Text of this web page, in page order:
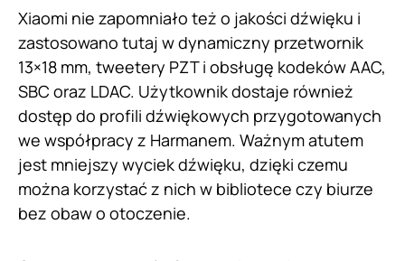
Xiaomi nie zapomniało też o jakości dźwięku i
zastosowano tutaj w dynamiczny przetwornik
13×18 mm, tweetery PZT i obsługę kodeków AAC,
SBC oraz LDAC. Użytkownik dostaje również
dostęp do profili dźwiękowych przygotowanych
we współpracy z Harmanem. Ważnym atutem
jest mniejszy wyciek dźwięku, dzięki czemu
można korzystać z nich w bibliotece czy biurze
bez obaw o otoczenie.